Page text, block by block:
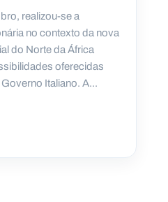
realizou-se a
no contexto da nova
do Norte da África
oferecidas
Italiano. A...